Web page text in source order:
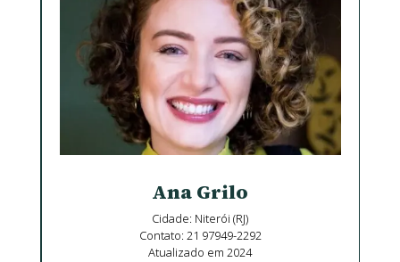
Ana Grilo
Cidade: Niterói (RJ)
Contato: 21 97949-2292
Atualizado em 2024